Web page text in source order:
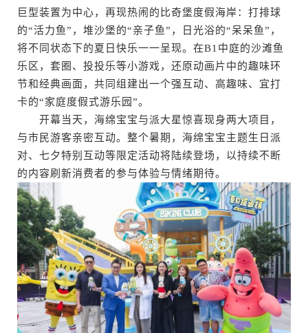
巨型装置为中心，再现热闹的比奇堡度假海岸：打排球
的“活力鱼”，堆沙堡的“亲子鱼”，日光浴的“呆呆鱼”，
将不同状态下的夏日快乐一一呈现。在B1中庭的沙滩鱼
乐区，套圈、投投乐等小游戏，还原动画片中的趣味环
节和经典画面，共同组建出一个强互动、高趣味、宜打
卡的“家庭度假式游乐园”。
开幕当天，海绵宝宝与派大星惊喜现身两大项目，
与市民游客亲密互动。整个暑期，海绵宝宝主题生日派
对、七夕特别互动等限定活动将陆续登场，以持续不断
的内容刷新消费者的参与体验与情绪期待。